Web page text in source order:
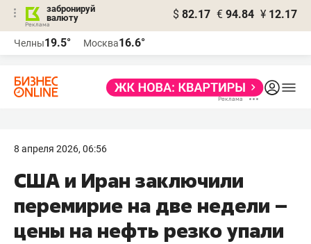
забронируй
валюту
$ 82.17 € 94.84 ¥ 12.17
Челны19.5° Москва16.6°
8 апреля 2026, 06:56
США и Иран заключили
перемирие на две недели –
цены на нефть резко упали